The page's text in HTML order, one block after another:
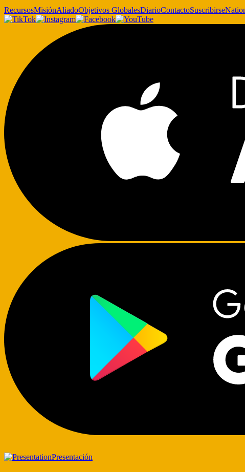
RecursosMisiónAliadoObjetivos GlobalesDiarioContactoSuscribirse
Presentación